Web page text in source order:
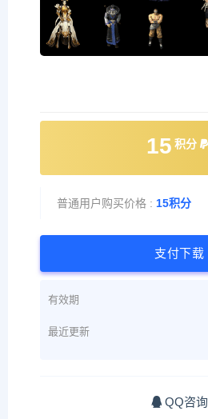
15 积分
普通用户购买价格 : 15积分
支付下载
有效期
最近更新
QQ咨询